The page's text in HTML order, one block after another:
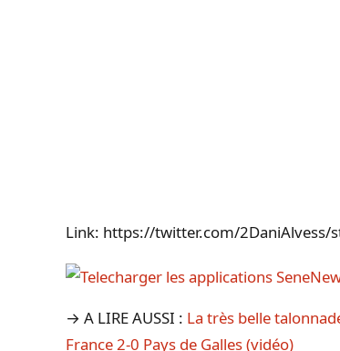
Link: https://twitter.com/2DaniAlvess/
→ A LIRE AUSSI : La très belle
France 2-0 Pays de Galles (vidéo)